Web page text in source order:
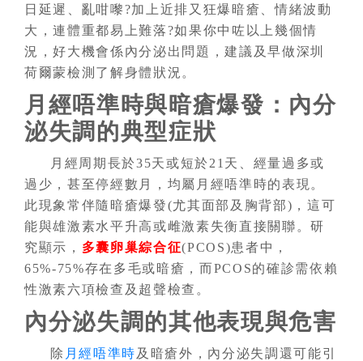
日延遲、亂咁嚟?加上近排又狂爆暗瘡、情緒波動
大，連體重都易上難落?如果你中咗以上幾個情
況，好大機會係內分泌出問題，建議及早做深圳
荷爾蒙檢測了解身體狀況。
月經唔準時與暗瘡爆發：內分
泌失調的典型症狀
月經周期長於35天或短於21天、經量過多或
過少，甚至停經數月，均屬月經唔準時的表現。
此現象常伴隨暗瘡爆發(尤其面部及胸背部)，這可
能與雄激素水平升高或雌激素失衡直接關聯。研
究顯示， 多囊卵巢綜合征(PCOS)患者中，
65%-75%存在多毛或暗瘡，而PCOS的確診需依賴
性激素六項檢查及超聲檢查。
內分泌失調的其他表現與危害
除 月經唔準時 及暗瘡外，內分泌失調還可能引